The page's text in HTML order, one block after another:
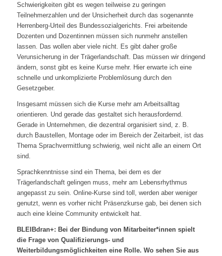
Schwierigkeiten gibt es wegen teilweise zu geringen
Teilnehmerzahlen und der Unsicherheit durch das sogenannte
Herrenberg-Urteil des Bundessozialgerichts. Frei arbeitende
Dozenten und Dozentinnen müssen sich nunmehr anstellen
lassen. Das wollen aber viele nicht. Es gibt daher große
Verunsicherung in der Trägerlandschaft. Das müssen wir dringend
ändern, sonst gibt es keine Kurse mehr. Hier erwarte ich eine
schnelle und unkomplizierte Problemlösung durch den
Gesetzgeber.
Insgesamt müssen sich die Kurse mehr am Arbeitsalltag
orientieren. Und gerade das gestaltet sich herausfordernd.
Gerade in Unternehmen, die dezentral organisiert sind, z. B.
durch Baustellen, Montage oder im Bereich der Zeitarbeit, ist das
Thema Sprachvermittlung schwierig, weil nicht alle an einem Ort
sind.
Sprachkenntnisse sind ein Thema, bei dem es der
Trägerlandschaft gelingen muss, mehr am Lebensrhythmus
angepasst zu sein. Online-Kurse sind toll, werden aber weniger
genutzt, wenn es vorher nicht Präsenzkurse gab, bei denen sich
auch eine kleine Community entwickelt hat.
BLEIBdran+: Bei der Bindung von Mitarbeiter*innen spielt
die Frage von Qualifizierungs- und
Weiterbildungsmöglichkeiten eine Rolle. Wo sehen Sie aus